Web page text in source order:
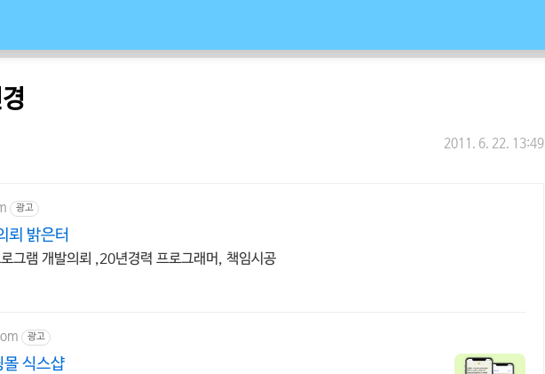
2011. 6. 22. 13:49
광고
뢰 밝은터
그램 개발의뢰 ,20년경력 프로그래머, 책임시공
광고
식스샵